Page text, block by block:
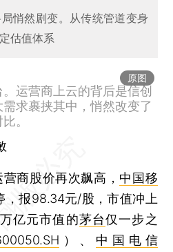
悄然剧变。从传统管道变身
估值体系
原图
运营商上云的背后是信创
求裹挟其中，悄然改变了
。
商股价再次飙高， 中国移
，报98.34元/股，市值冲上
亿元市值的茅台仅一步之
）、 中国电信